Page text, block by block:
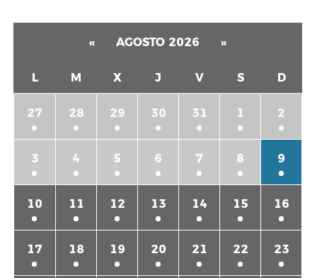
« AGOSTO 2026 »
L M X J V S D
27 28 29 30 31 1 2
3 4 5 6 7 8 9
10 11 12 13 14 15 16
17 18 19 20 21 22 23